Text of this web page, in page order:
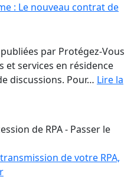
: Le nouveau contrat de
par Protégez-Vous
et services en résidence
discussions. Pour… Lire la
de votre RPA,